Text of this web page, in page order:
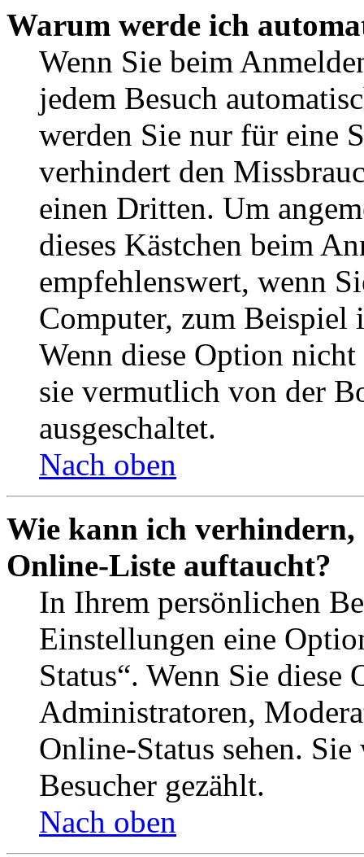
Warum werde ich
Wenn Sie beim
jedem Besuch
werden Sie nur für eine
verhindert den
einen Dritten. Um
dieses Kästchen beim
empfehlenswert, wenn
Computer, zum Beispiel
Wenn diese Option
sie vermutlich von der
ausgeschaltet.
Nach oben
Wie kann ich verhindern,
Online-Liste auftaucht?
In Ihrem persönlichen
Einstellungen eine
Status“. Wenn Sie
Administratoren,
Online-Status sehen.
Besucher gezählt.
Nach oben